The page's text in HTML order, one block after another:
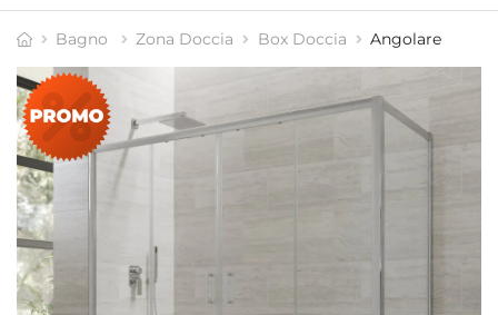
Bagno Zona Doccia Box Doccia Angolare